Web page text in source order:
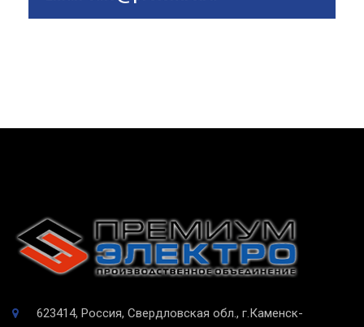
623414, Россия, Свердловская обл., г.Каменск-